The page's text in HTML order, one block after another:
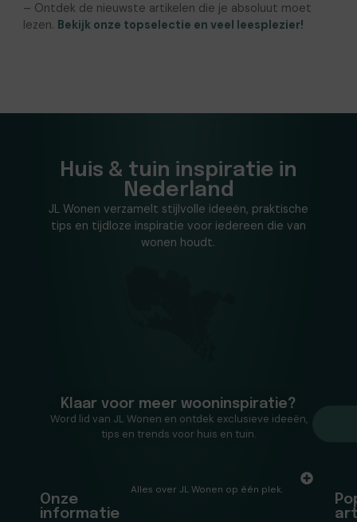
– Ontdek de nieuwste artikelen die je absoluut moet
lezen. Bekijk onze topselectie en veel leesplezier!
Huis & tuin inspiratie in
Nederland
JL Wonen verzamelt stijlvolle ideeën, praktische
tips en tijdloze inspiratie voor iedereen die van
wonen houdt.
Klaar voor meer wooninspiratie?
Word lid van JL Wonen en ontdek exclusieve ideeën,
tips en trends voor huis en tuin.
Onze
informatie
Alles over JL Wonen op één plek.